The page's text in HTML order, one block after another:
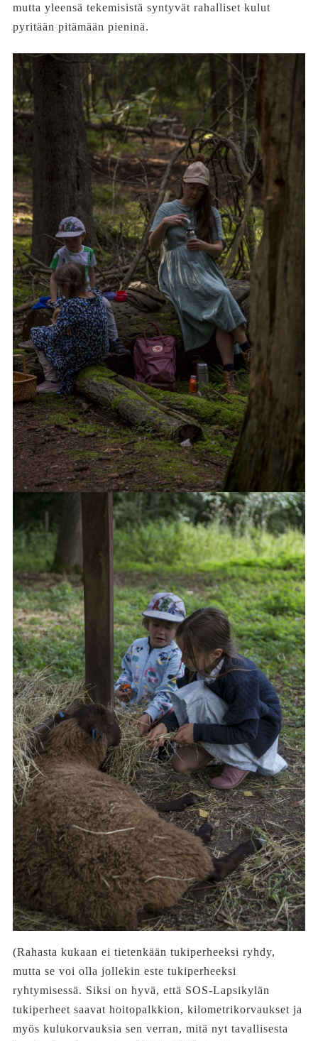
mutta yleensä tekemisistä syntyvät rahalliset kulut
pyritään pitämään pieninä.
(Rahasta kukaan ei tietenkään tukiperheeksi ryhdy,
mutta se voi olla jollekin este tukiperheeksi
ryhtymisessä. Siksi on hyvä, että SOS-Lapsikylän
tukiperheet saavat hoitopalkkion, kilometrikorvaukset ja
myös kulukorvauksia sen verran, mitä nyt tavallisesta